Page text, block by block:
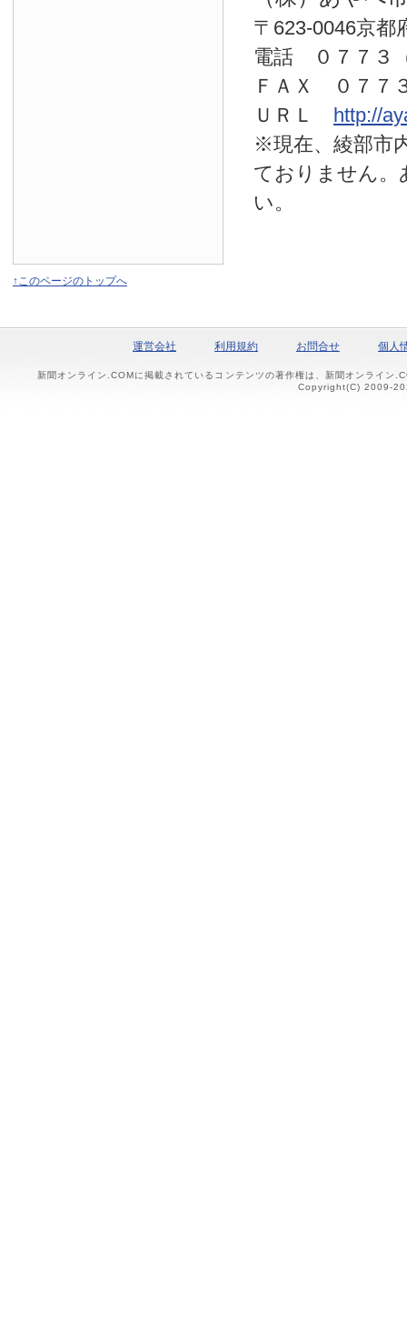
〒623-0046京都
電話 ０７７
ＦＡＸ ０７７
ＵＲＬ http://
※現在、綾部市
ておりません。
い。
↑このページのトップへ
運営会社 利用規約 お問合せ 個人
新聞オンライン.COMに掲載されているコンテンツの著作権は、新聞オンライン
Copyright(C) 2009-